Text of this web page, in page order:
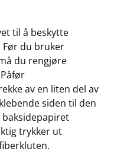
til å beskytte
Før du bruker
du rengjøre
av en liten del av
siden til den
baksidepapiret
trykker ut